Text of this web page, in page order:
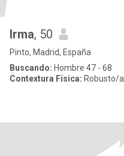
Irma, 50
Pinto, Madrid, España
Buscando: Hombre 47 - 68
Contextura Física: Robusto/a